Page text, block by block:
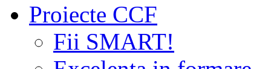
Proiecte CCF
Fii SMART!